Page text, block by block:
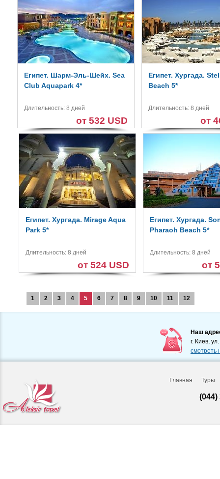
Египет. Шарм-Эль-Шейх. Sea
Club Aquapark 4*
Длительность: 8 дней
от 532 USD
Египет. Хургада.
Beach 5*
Длительность: 8 дней
от
Египет. Хургада. Mirage Aqua
Park 5*
Длительность: 8 дней
от 524 USD
Египет. Хургада.
Pharaoh Beach 5*
Длительность: 8 дней
от
1 2 3 4 5 6 7 8 9 10 11 12
Наш
г. Киев,
смотреть
Главная Туры
(044)